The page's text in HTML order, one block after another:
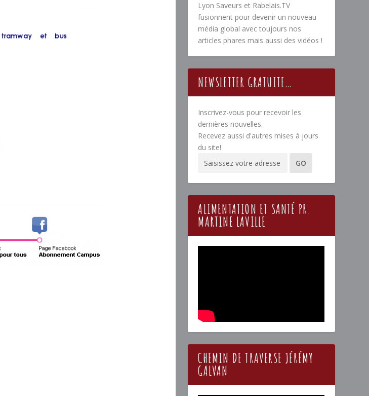
Lyon Saveurs et Rabelais.TV
fusionnent pour devenir un nouveau
média global avec toujours nos
articles phares mais aussi des vidéos !
NEWSLETTER GRATUITE…
Inscrivez-vous pour recevoir les
dernières nouvelles.
Recevez aussi d'autres mises à jours
du site!
ALIMENTATION ET SANTÉ PR.
MARTINE LAVILLE
CHEMIN DE TRAVERSE JÉRÉMY
GALVAN